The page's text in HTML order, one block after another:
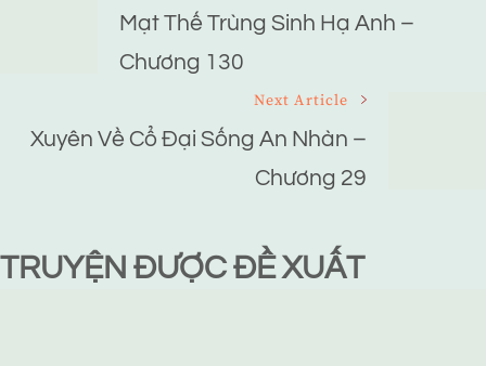
NavigationMạt Thế Trùng Sinh Hạ Anh –
Chương 130
Next Article
Xuyên Về Cổ Đại Sống An Nhàn –
Chương 29
TRUYỆN ĐƯỢC ĐỀ XUẤT